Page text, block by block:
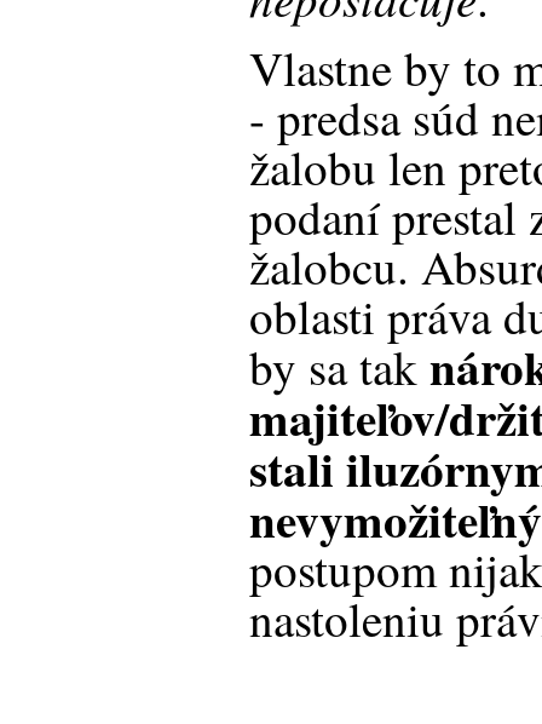
Vlastne by to
- predsa súd
žalobu len
podaní prestal
žalobcu.
oblasti práva
by sa tak
majiteľov/
stali
postupom
nastoleniu